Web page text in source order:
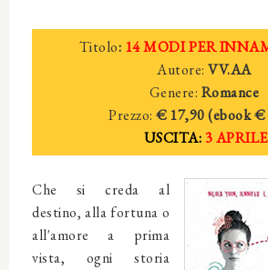
Titolo: 14 MODI PER
Autore:VV.AA
Genere: Romance
Prezzo: € 17,90 (ebook €
USCITA: 3 APRILE
Che si creda al
destino, alla fortuna o
all'amore a prima
vista, ogni storia